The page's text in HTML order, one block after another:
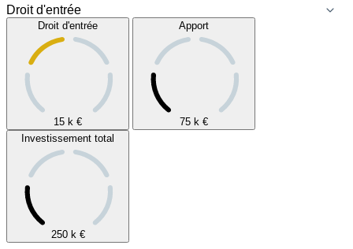
Droit d'entrée
15 k €
Apport
75 k €
Investissement total
250 k €